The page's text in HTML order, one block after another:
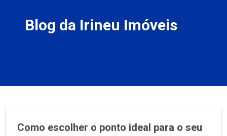
Blog da Irineu Imóveis
Como escolher o ponto ideal para o seu